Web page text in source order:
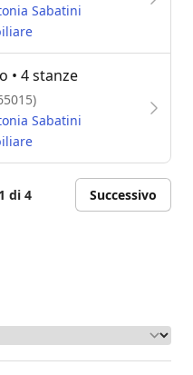
Sabatini
• 4 stanze
Sabatini
di 4 Successivo